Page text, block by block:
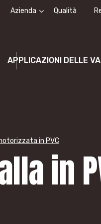
Azienda Qualità
APPLICAZIONI DELLE
in PVC
in